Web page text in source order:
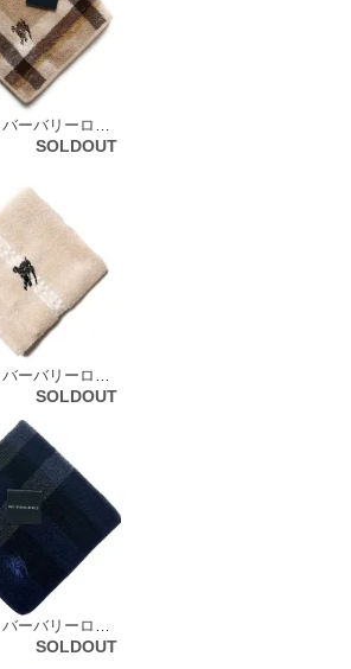
【新品】 バーバリーロンドン BURBERRY LONDON タオルハンカチ 66139
SOLDOUT
【新品】 バーバリーロンドン BURBERRY LONDON タオルハンカチ 68821
SOLDOUT
【新品】 バーバリーロンドン BURBERRY LONDON タオルハンカチ 66111
SOLDOUT